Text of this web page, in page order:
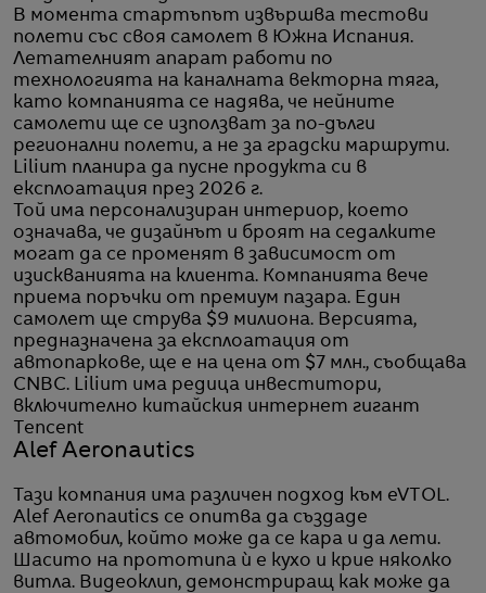
В момента стартъпът извършва тестови
полети със своя самолет в Южна Испания.
Летателният апарат работи по
технологията на каналната векторна тяга,
като компанията се надява, че нейните
самолети ще се използват за по-дълги
регионални полети, а не за градски маршрути.
Lilium планира да пусне продукта си в
експлоатация през 2026 г.
Той има персонализиран интериор, което
означава, че дизайнът и броят на седалките
могат да се променят в зависимост от
изискванията на клиента. Компанията вече
приема поръчки от премиум пазара. Един
самолет ще струва $9 милиона. Версията,
предназначена за експлоатация от
автопаркове, ще е на цена от $7 млн., съобщава
CNBC. Lilium има редица инвеститори,
включително китайския интернет гигант
Tencent
Alef Aeronautics
Тази компания има различен подход към eVTOL.
Alef Aeronautics се опитва да създаде
автомобил, който може да се кара и да лети.
Шасито на прототипа ѝ е кухо и крие няколко
витла. Видеоклип, демонстриращ как може да